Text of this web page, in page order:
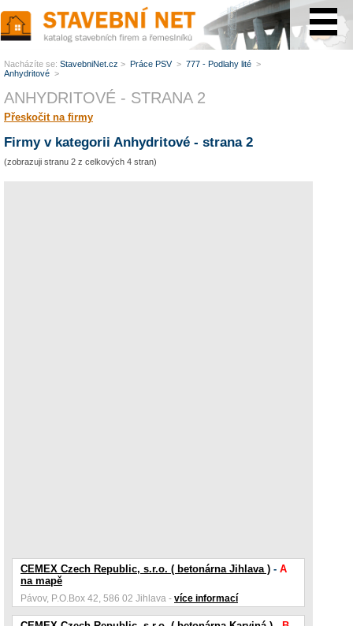
ANHYDRITOVÉ - STRANA 2
Přeskočit na firmy
Firmy v kategorii Anhydritové - strana 2
(zobrazuji stranu 2 z celkových 4 stran)
CEMEX Czech Republic, s.r.o. ( betonárna Jihlava ) - A
na mapě
Pávov, P.O.Box 42, 586 02 Jihlava - více informací
Nacházíte se: StavebniNet.cz > Práce PSV > 777 - Podlahy lité >
Anhydritové >